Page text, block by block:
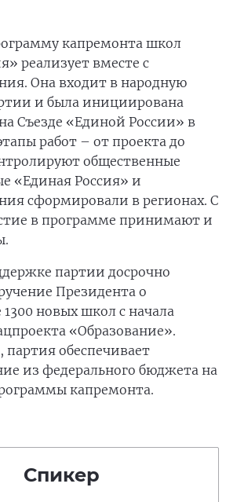
капремонта школ
реализует вместе с
Она входит в народную
и была инициирована
Съезде «Единой России» в
работ – от проекта до
общественные
«Единая Россия» и
сформировали в регионах. С
в программе принимают и
партии досрочно
Президента о
1300 новых школ с начала
«Образование».
обеспечивает
из федерального бюджета на
капремонта.
Спикер